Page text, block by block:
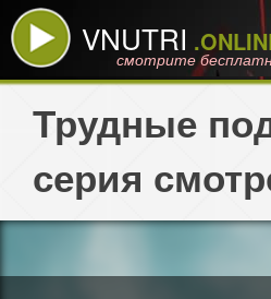
VNUTRI
смотрите
Трудные
серия